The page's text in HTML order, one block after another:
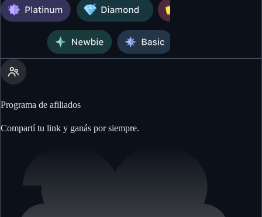
Programa de afiliados
Compartí tu link y ganás por siempre.